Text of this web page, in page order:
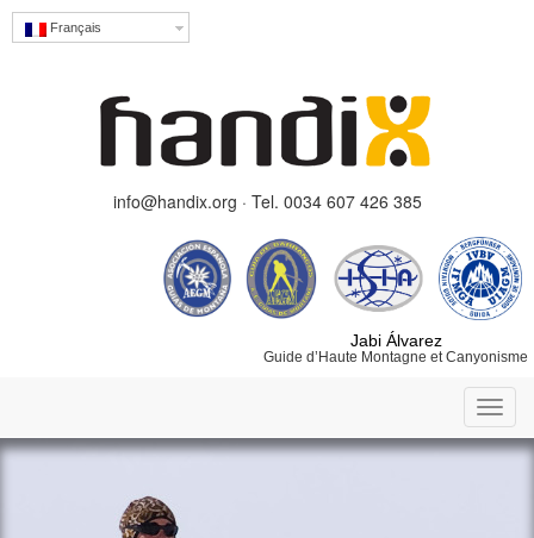
Français
info@handix.org · Tel. 0034 607 426 385
Jabi Álvarez
Guide d’Haute Montagne et Canyonisme